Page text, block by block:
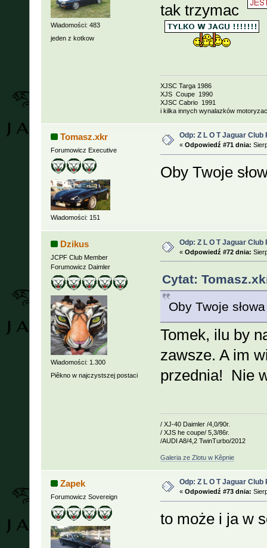
Wiadomości: 483
jeden z kotkow
tak trzymac
XJSC Targa 1986
XJS Coupe 1990
XJSC Cabrio 1991
i kilka innych wynalazków
Tomasz.xkr
Forumowicz Executive
Wiadomości: 151
Odp: Z L O T Jaguar Club
« Odpowiedź #71 dnia:
Oby Twoje
Dzikus
JCPF Club Member
Forumowicz Daimler
Wiadomości: 1.300
Piêkno w najczystszej postaci
Odp: Z L O T Jaguar Club
« Odpowiedź #72 dnia:
Cytat:
Oby Twoje
Tomek, ilu by
zawsze. A im
przednia! Nie
/ XJ-40 Daimler /4,0/90r.
/ XJS he coupe/ 5,3/86r.
/AUDI A8/4,2 TwinTurbo/2012
Galeria ze Zlotu w Kêpnie
Zapek
Forumowicz Sovereign
Odp: Z L O T Jaguar Club
« Odpowiedź #73 dnia:
to może i ja w